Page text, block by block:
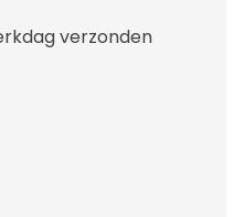
verzonden